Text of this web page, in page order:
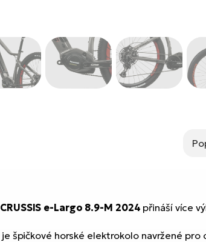
e-Largo 8.9-M 2024 přináší více
špičkové horské elektrokolo navržené